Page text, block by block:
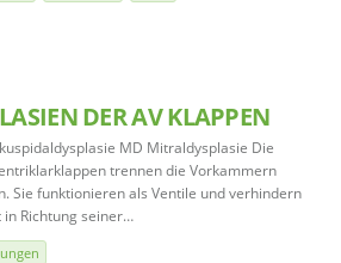
DER AV KLAPPEN
MD Mitraldysplasie Die
trennen die Vorkammern
Sie funktionieren als Ventile und verhindern
in Richtung seiner…